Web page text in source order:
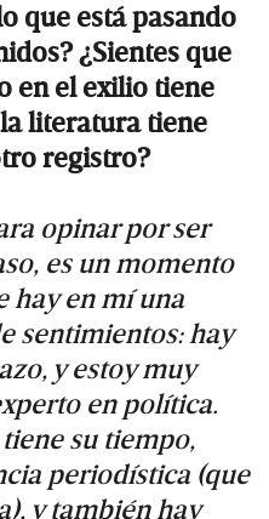
que está pasando
¿Sientes que
en el exilio tiene
literatura tiene
registro?
opinar por ser
es un momento
hay en mí una
sentimientos: hay
y estoy muy
en política.
su tiempo,
periodística (que
y también hay